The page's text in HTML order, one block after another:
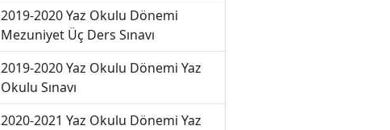
2019-2020 Yaz Okulu Dönemi
Mezuniyet Üç Ders Sınavı
2019-2020 Yaz Okulu Dönemi Yaz
Okulu Sınavı
2020-2021 Yaz Okulu Dönemi Yaz